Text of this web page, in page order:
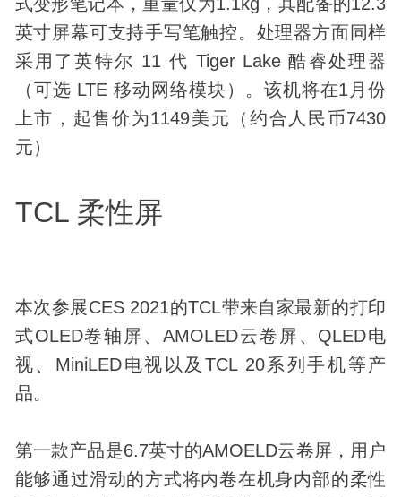
英寸屏幕可支持手写笔触控。处理器方面同样
采用了英特尔 11 代 Tiger Lake 酷睿处理器
（可选 LTE 移动网络模块）。该机将在1月份
上市，起售价为1149美元（约合人民币7430
元）
TCL 柔性屏
本次参展CES 2021的TCL带来自家最新的打印
式OLED卷轴屏、AMOLED云卷屏、QLED电
视、MiniLED电视以及TCL 20系列手机等产
品。
第一款产品是6.7英寸的AMOELD云卷屏，用户
能够通过滑动的方式将内卷在机身内部的柔性